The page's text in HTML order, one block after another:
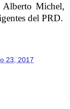
Alberto Michel,
del PRD.
23, 2017